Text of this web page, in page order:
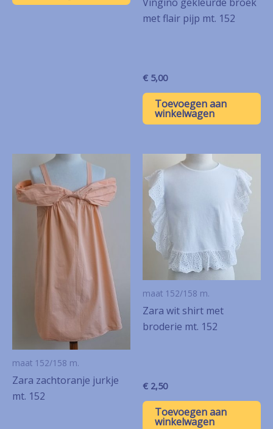
met flair pijp mt. 152
€ 5,00
Toevoegen aan
winkelwagen
maat 152/158 m.
Zara zachtoranje jurkje
mt. 152
maat 152/158 m.
Zara wit shirt met
broderie mt. 152
€ 2,50
Toevoegen aan
winkelwagen